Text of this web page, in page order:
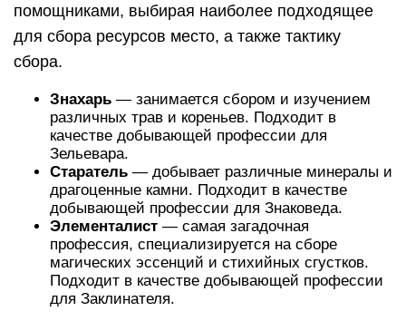
помощниками, выбирая наиболее подходящее
для сбора ресурсов место, а также тактику
сбора.
Знахарь — занимается сбором и изучением
различных трав и кореньев. Подходит в
качестве добывающей профессии для
Зельевара.
Старатель — добывает различные минералы и
драгоценные камни. Подходит в качестве
добывающей профессии для Знаковеда.
Элементалист — самая загадочная
профессия, специализируется на сборе
магических эссенций и стихийных сгустков.
Подходит в качестве добывающей профессии
для Заклинателя.